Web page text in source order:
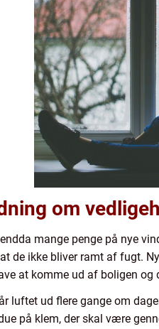
om
mange penge på nye
de ikke bliver ramt af fugt.
at komme ud af boligen
luftet ud flere gange om
på klem, der skal være